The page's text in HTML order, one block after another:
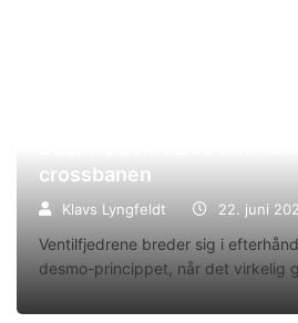
crossbanen
Klavs Lyngfeldt 22. juni
Ventilfjedrene breder sig i
desmo-princippet, når det virkelig